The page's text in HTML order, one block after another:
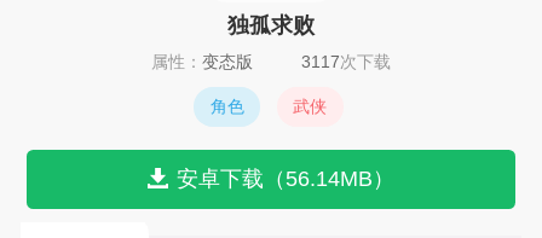
独孤求败
属性： 变态版 3117次下载
角色 武侠
安卓下载（56.14MB）